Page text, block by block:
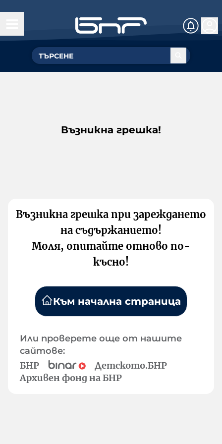
Възникна грешка!
Възникна грешка при зареждането
на съдържанието!
Моля, опитайте отново по-
късно!
Към начална страница
Или проверете още от нашите
сайтове:
БНР
Детското.БНР
Архивен фонд на БНР